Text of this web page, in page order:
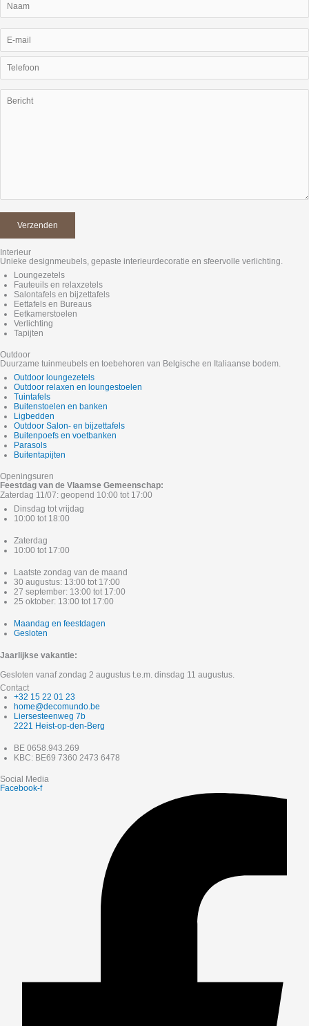
Interieur
Unieke designmeubels, gepaste interieurdecoratie en sfeervolle verlichting.
Loungezetels
Fauteuils en relaxzetels
Salontafels en bijzettafels
Eettafels en Bureaus
Eetkamerstoelen
Verlichting
Tapijten
Outdoor
Duurzame tuinmeubels en toebehoren van Belgische en Italiaanse bodem.
Outdoor loungezetels
Outdoor relaxen en loungestoelen
Tuintafels
Buitenstoelen en banken
Ligbedden
Outdoor Salon- en bijzettafels
Buitenpoefs en voetbanken
Parasols
Buitentapijten
Openingsuren
Feestdag van de Vlaamse Gemeenschap:
Zaterdag 11/07: geopend 10:00 tot 17:00
Dinsdag tot vrijdag
10:00 tot 18:00
Zaterdag
10:00 tot 17:00
Laatste zondag van de maand
30 augustus: 13:00 tot 17:00
27 september: 13:00 tot 17:00
25 oktober: 13:00 tot 17:00
Maandag en feestdagen
Gesloten
Jaarlijkse vakantie:
Gesloten vanaf zondag 2 augustus t.e.m. dinsdag 11 augustus.
Contact
+32 15 22 01 23
home@decomundo.be
Liersesteenweg 7b
2221 Heist-op-den-Berg
BE 0658.943.269
KBC: BE69 7360 2473 6478
Social Media
Facebook-f